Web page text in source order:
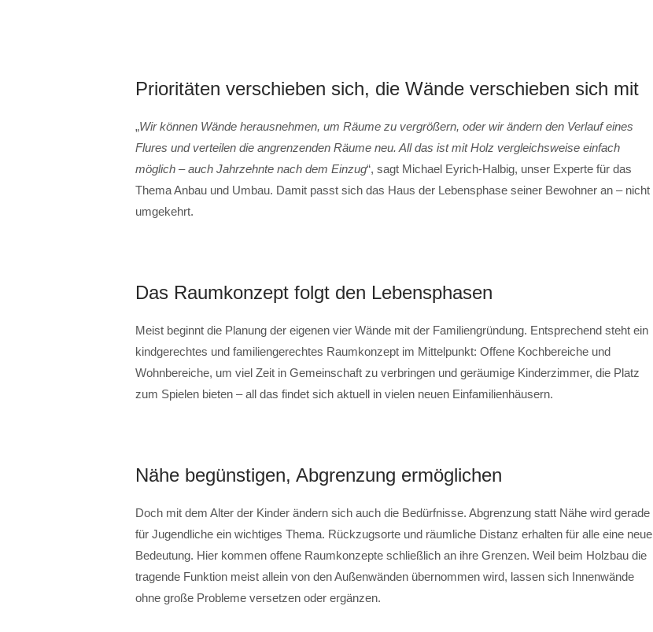
Prioritäten verschieben sich, die Wände verschieben sich mit
„Wir können Wände herausnehmen, um Räume zu vergrößern, oder wir ändern den Verlauf eines
Flures und verteilen die angrenzenden Räume neu. All das ist mit Holz vergleichsweise einfach
möglich – auch Jahrzehnte nach dem Einzug“, sagt Michael Eyrich-Halbig, unser Experte für das
Thema Anbau und Umbau. Damit passt sich das Haus der Lebensphase seiner Bewohner an – nicht
umgekehrt.
Das Raumkonzept folgt den Lebensphasen
Meist beginnt die Planung der eigenen vier Wände mit der Familiengründung. Entsprechend steht ein
kindgerechtes und familiengerechtes Raumkonzept im Mittelpunkt: Offene Kochbereiche und
Wohnbereiche, um viel Zeit in Gemeinschaft zu verbringen und geräumige Kinderzimmer, die Platz
zum Spielen bieten – all das findet sich aktuell in vielen neuen Einfamilienhäusern.
Nähe begünstigen, Abgrenzung ermöglichen
Doch mit dem Alter der Kinder ändern sich auch die Bedürfnisse. Abgrenzung statt Nähe wird gerade
für Jugendliche ein wichtiges Thema. Rückzugsorte und räumliche Distanz erhalten für alle eine neue
Bedeutung. Hier kommen offene Raumkonzepte schließlich an ihre Grenzen. Weil beim Holzbau die
tragende Funktion meist allein von den Außenwänden übernommen wird, lassen sich Innenwände
ohne große Probleme versetzen oder ergänzen.